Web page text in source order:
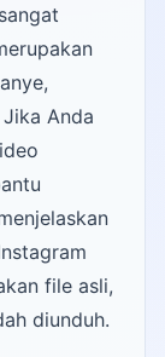
Anda
file asli,
diunduh.